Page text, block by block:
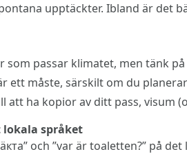
upptäckter. Ibland är det
som passar klimatet, men tänk
ett måste, särskilt om du
att ha kopior av ditt pass, visum
lokala språket
och ”var är toaletten?” på